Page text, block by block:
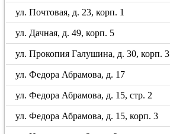
ул. Почтовая, д. 23, корп. 1
ул. Дачная, д. 49, корп. 5
ул. Прокопия Галушина, д. 30, корп. 3
ул. Федора Абрамова, д. 17
ул. Федора Абрамова, д. 15, стр. 2
ул. Федора Абрамова, д. 15, корп. 3